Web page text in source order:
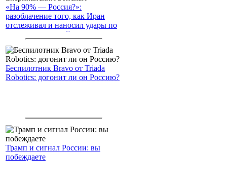
«На 90% — Россия?»:
разоблачение того, как Иран
отслеживал и наносил удары по
американским войскам
Беспилотник Bravo от Triada
Robotics: догонит ли он Россию?
Трамп и сигнал России: вы
побеждаете